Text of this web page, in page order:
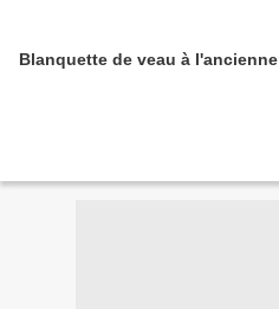
Blanquette de veau à l'ancienne